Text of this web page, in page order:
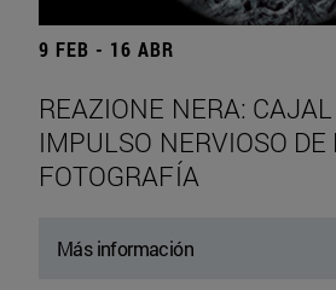
9 FEB - 16 ABR
REAZIONE NERA: CAJAL
IMPULSO NERVIOSO DE
FOTOGRAFÍA
Más información